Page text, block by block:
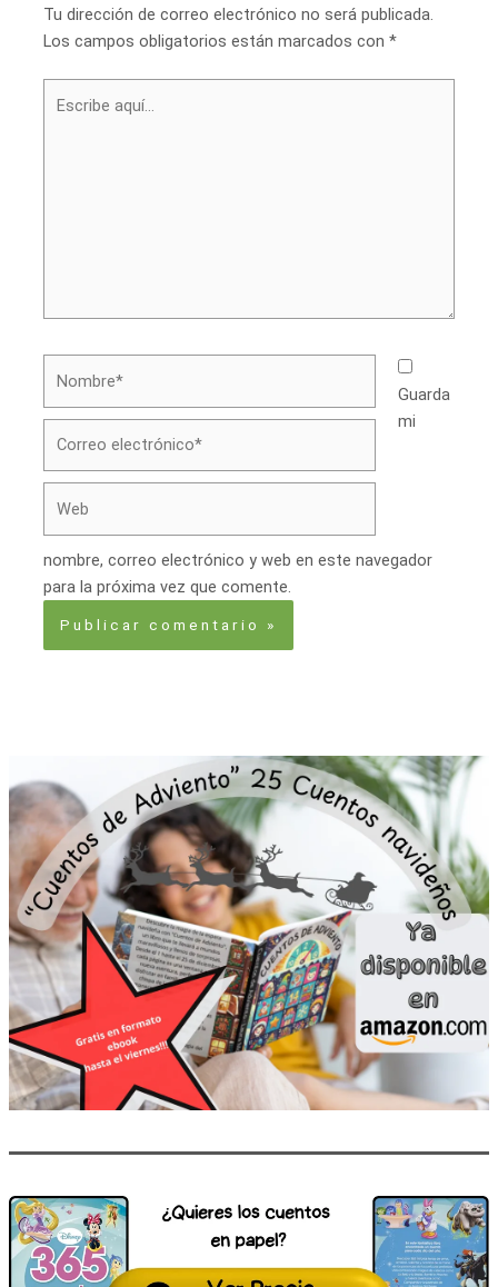
Tu dirección de correo electrónico no será publicada.
Los campos obligatorios están marcados con*
aquí...
Guarda
mi
nombre, correo electrónico y web en este navegador
para la próxima vez que comente.